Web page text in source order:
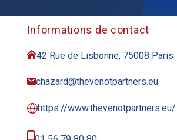
Informations de contact
42 Rue de Lisbonne, 75008 Paris
chazard@thevenotpartners.eu
https://www.thevenotpartners.eu/